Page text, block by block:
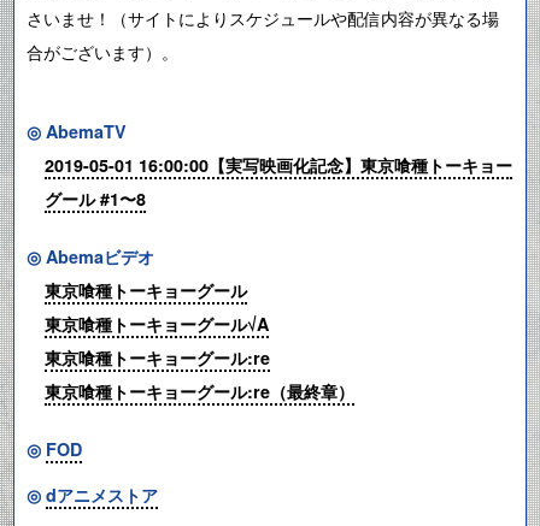
さいませ！（サイトによりスケジュールや配信内容が異なる場
合がございます）。
◎ AbemaTV
2019-05-01 16:00:00【実写映画化記念】東京喰種トーキョー
グール #1〜8
◎ Abemaビデオ
東京喰種トーキョーグール
東京喰種トーキョーグール√A
東京喰種トーキョーグール:re
東京喰種トーキョーグール:re（最終章）
◎ FOD
◎dアニメストア